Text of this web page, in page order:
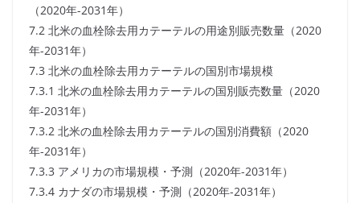
（2020年-2031年）
7.2 北米の血栓除去用カテーテルの用途別販売数量（2020
年-2031年）
7.3 北米の血栓除去用カテーテルの国別市場規模
7.3.1 北米の血栓除去用カテーテルの国別販売数量（2020
年-2031年）
7.3.2 北米の血栓除去用カテーテルの国別消費額（2020
年-2031年）
7.3.3 アメリカの市場規模・予測（2020年-2031年）
7.3.4 カナダの市場規模・予測（2020年-2031年）